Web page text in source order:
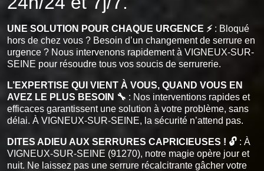
UNE SOLUTION POUR CHAQUE URGENCE ⚡: Bloqué
hors de chez vous ? Besoin d’un changement de serrure en
urgence ? Nous intervenons rapidement à VIGNEUX-SUR-
SEINE pour résoudre tous vos soucis de serrurerie.
L’EXPERTISE QUI VIENT À VOUS, QUAND VOUS EN
AVEZ LE PLUS BESOIN 🔧 : Nos interventions rapides et
efficaces garantissent une solution à votre problème, sans
délai. À VIGNEUX-SUR-SEINE, la sécurité n’attend pas.
DITES ADIEU AUX SERRURES CAPRICIEUSES ! 🔓 : À
VIGNEUX-SUR-SEINE (91270), notre magie opère jour et
nuit. Ne laissez pas une serrure récalcitrante gâcher votre